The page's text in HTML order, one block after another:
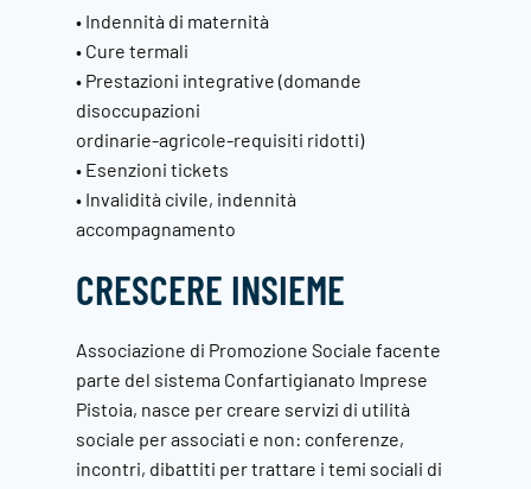
• Indennità di maternità
• Cure termali
• Prestazioni integrative (domande
disoccupazioni
ordinarie-agricole-requisiti ridotti)
• Esenzioni tickets
• Invalidità civile, indennità
accompagnamento
CRESCERE INSIEME
Associazione di Promozione Sociale facente
parte del sistema Confartigianato Imprese
Pistoia, nasce per creare servizi di utilità
sociale per associati e non: conferenze,
incontri, dibattiti per trattare i temi sociali di